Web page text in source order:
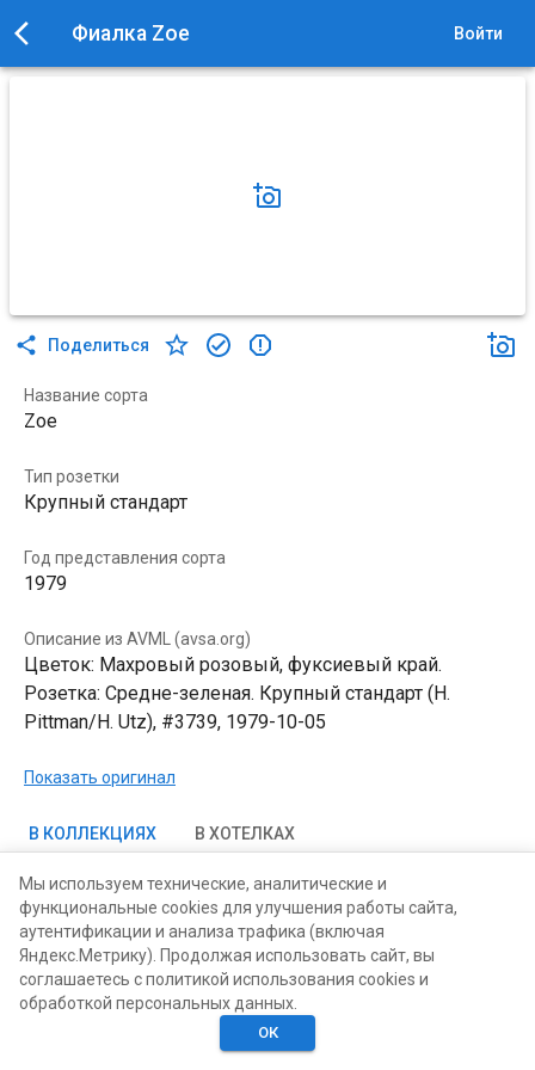
Фиалка Zoe Войти
Поделиться
Название сорта
Zoe
Тип розетки
Крупный стандарт
Год представления сорта
1979
Описание из AVML (avsa.org)
Цветок: Махровый розовый, фуксиевый край.
Розетка: Средне-зеленая. Крупный стандарт (H.
Pittman/H. Utz), #3739, 1979-10-05
Показать оригинал
В КОЛЛЕКЦИЯХ В ХОТЕЛКАХ
Хотелки
Мы используем технические, аналитические и
функциональные cookies для улучшения работы сайта,
аутентификации и анализа трафика (включая
Яндекс.Метрику). Продолжая использовать сайт, вы
соглашаетесь с политикой использования cookies и
обработкой персональных данных.
ОК